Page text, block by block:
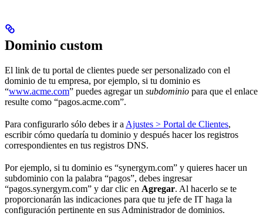
Dominio custom
El link de tu portal de clientes puede ser personalizado con el
dominio de tu empresa, por ejemplo, si tu dominio es
“www.acme.com” puedes agregar un subdominio para que el enlace
resulte como “pagos.acme.com”.
Para configurarlo sólo debes ir aAjustes > Portal de Clientes,
escribir cómo quedaría tu dominio y después hacer los registros
correspondientes en tus registros DNS.
Por ejemplo, si tu dominio es “synergym.com” y quieres hacer un
subdominio con la palabra “pagos”, debes ingresar
“pagos.synergym.com” y dar clic en Agregar. Al hacerlo se te
proporcionarán las indicaciones para que tu jefe de IT haga la
configuración pertinente en sus Administrador de dominios.